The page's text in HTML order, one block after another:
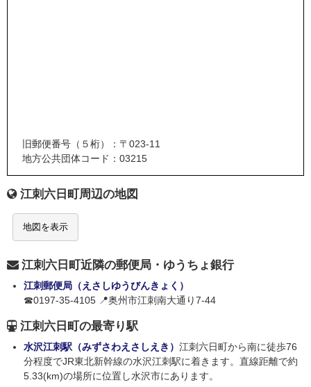
旧郵便番号（５桁）：〒023-11
地方公共団体コード：03215
江刺六日町周辺の地図
地図を表示
江刺六日町近隣の郵便局・ゆうちょ銀行
江刺郵便局（えさしゆうびんきょく）
☎0197-35-4105 📍奥州市江刺南大通り7-44
江刺六日町の最寄り駅
水沢江刺駅（みずさわえさしえき） 江刺六日町から南に徒歩76
分程度でJR東北新幹線の水沢江刺駅に着きます。直線距離で約
5.33(km)の場所に位置し水沢市にあります。